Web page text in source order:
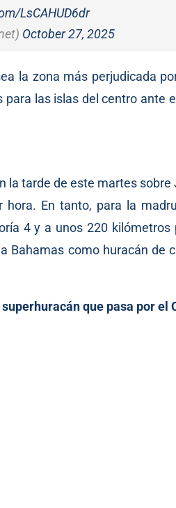
LsCAHUD6dr
October 27, 2025
la zona más perjudicada
las islas del centro ante
la tarde de este martes
En tanto, para la
4 y a unos 220
Bahamas como huracán de
que pasa por el